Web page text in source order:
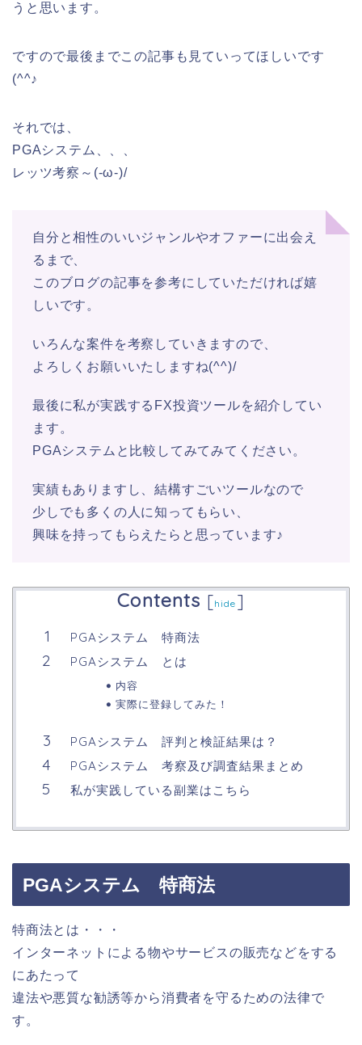
うと思います。
ですので最後までこの記事も見ていってほしいです
(^^♪
それでは、
PGAシステム、、、
レッツ考察～(-ω-)/
自分と相性のいいジャンルやオファーに出会え
るまで、
このブログの記事を参考にしていただければ嬉
しいです。
いろんな案件を考察していきますので、
よろしくお願いいたしますね(^^)/
最後に私が実践するFX投資ツールを紹介してい
ます。
PGAシステムと比較してみてみてください。
実績もありますし、結構すごいツールなので
少しでも多くの人に知ってもらい、
興味を持ってもらえたらと思っています♪
Contents [hide ]
PGAシステム 特商法
PGAシステム とは
内容
実際に登録してみた！
PGAシステム 評判と検証結果は？
PGAシステム 考察及び調査結果まとめ
私が実践している副業はこちら
PGAシステム 特商法
特商法とは・・・
インターネットによる物やサービスの販売などをする
にあたって
違法や悪質な勧誘等から消費者を守るための法律で
す。